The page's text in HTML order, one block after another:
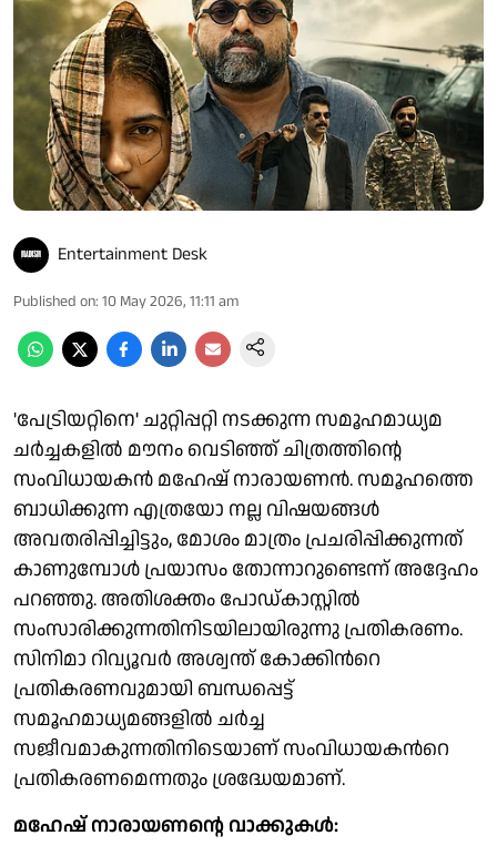
Entertainment Desk
Published on: 10 May 2026, 11:11 am
'പേട്രിയറ്റിനെ' ചുറ്റിപ്പറ്റി നടക്കുന്ന സമൂഹമാധ്യമ
ചർച്ചകളിൽ മൗനം വെടിഞ്ഞ് ചിത്രത്തിന്റെ
സംവിധായകൻ മഹേഷ് നാരായണൻ. സമൂഹത്തെ
ബാധിക്കുന്ന എത്രയോ നല്ല വിഷയങ്ങൾ
അവതരിപ്പിച്ചിട്ടും, മോശം മാത്രം പ്രചരിപ്പിക്കുന്നത്
കാണുമ്പോൾ പ്രയാസം തോന്നാറുണ്ടെന്ന് അദ്ദേഹം
പറഞ്ഞു. അതിശക്തം പോഡ്‌കാസ്റ്റിൽ
സംസാരിക്കുന്നതിനിടയിലായിരുന്നു പ്രതികരണം.
സിനിമാ റിവ്യൂവർ അശ്വന്ത് കോക്കിന്‍റെ
പ്രതികരണവുമായി ബന്ധപ്പെട്ട്
സമൂഹമാധ്യമങ്ങളില്‍ ചർച്ച
സജീവമാകുന്നതിനിടെയാണ് സംവിധായകന്‍റെ
പ്രതികരണമെന്നതും ശ്രദ്ധേയമാണ്.
മഹേഷ് നാരായണന്റെ വാക്കുകൾ: